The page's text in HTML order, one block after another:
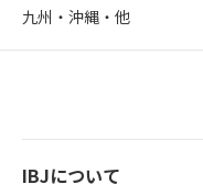
九州・沖縄・他
IBJについて